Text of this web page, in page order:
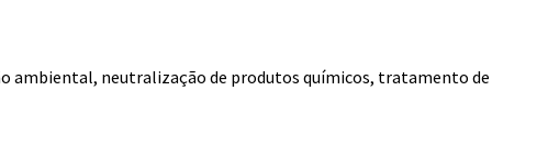
ambiental, neutralização de produtos químicos, tratamento de